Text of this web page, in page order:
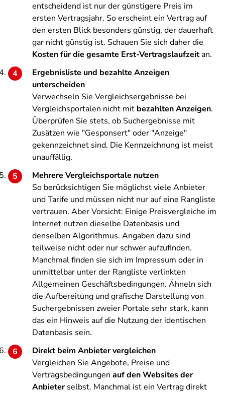
entscheidend ist nur der günstigere Preis im
ersten Vertragsjahr. So erscheint ein Vertrag auf
den ersten Blick besonders günstig, der dauerhaft
gar nicht günstig ist. Schauen Sie sich daher die
Kosten für die gesamte Erst-Vertragslaufzeitan.
Ergebnisliste und bezahlte Anzeigen
unterscheiden
Verwechseln Sie Vergleichsergebnisse bei
Vergleichsportalen nicht mit bezahlten Anzeigen.
Überprüfen Sie stets, ob Suchergebnisse mit
Zusätzen wie "Gesponsert" oder "Anzeige"
gekennzeichnet sind. Die Kennzeichnung ist meist
unauffällig.
Mehrere Vergleichsportale nutzen
So berücksichtigen Sie möglichst viele Anbieter
und Tarife und müssen nicht nur auf eine Rangliste
vertrauen. Aber Vorsicht: Einige Preisvergleiche im
Internet nutzen dieselbe Datenbasis und
denselben Algorithmus. Angaben dazu sind
teilweise nicht oder nur schwer aufzufinden.
Manchmal finden sie sich im Impressum oder in
unmittelbar unter der Rangliste verlinkten
Allgemeinen Geschäftsbedingungen. Ähneln sich
die Aufbereitung und grafische Darstellung von
Suchergebnissen zweier Portale sehr stark, kann
das ein Hinweis auf die Nutzung der identischen
Datenbasis sein.
Direkt beim Anbieter vergleichen
Vergleichen Sie Angebote, Preise und
Vertragsbedingungen auf den Websites der
Anbieterselbst. Manchmal ist ein Vertrag direkt